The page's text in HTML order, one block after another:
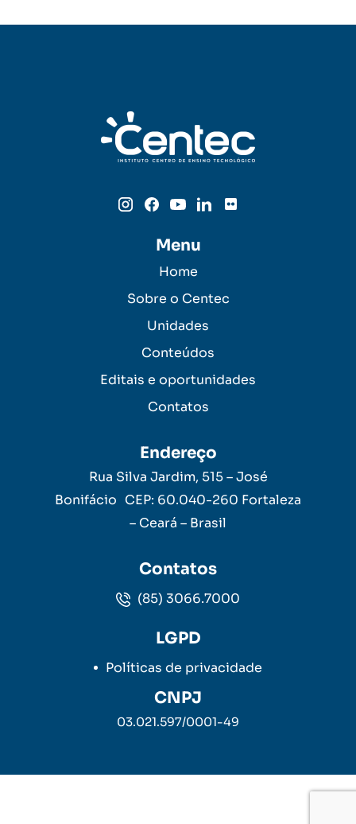
Menu
Home
Sobre o Centec
Unidades
Conteúdos
Editais e oportunidades
Contatos
Endereço
Rua Silva Jardim, 515 – José
Bonifácio CEP: 60.040-260 Fortaleza
– Ceará – Brasil
Contatos
(85) 3066.7000
LGPD
Políticas de privacidade
CNPJ
03.021.597/0001-49